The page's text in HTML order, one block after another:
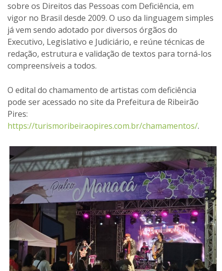
sobre os Direitos das Pessoas com Deficiência, em
vigor no Brasil desde 2009. O uso da linguagem simples
já vem sendo adotado por diversos órgãos do
Executivo, Legislativo e Judiciário, e reúne técnicas de
redação, estrutura e validação de textos para torná-los
compreensíveis a todos.
O edital do chamamento de artistas com deficiência
pode ser acessado no site da Prefeitura de Ribeirão
Pires:
https://turismoribeiraopires.com.br/chamamentos/.